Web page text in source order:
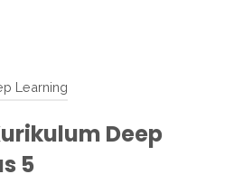
Learning
Deep
5